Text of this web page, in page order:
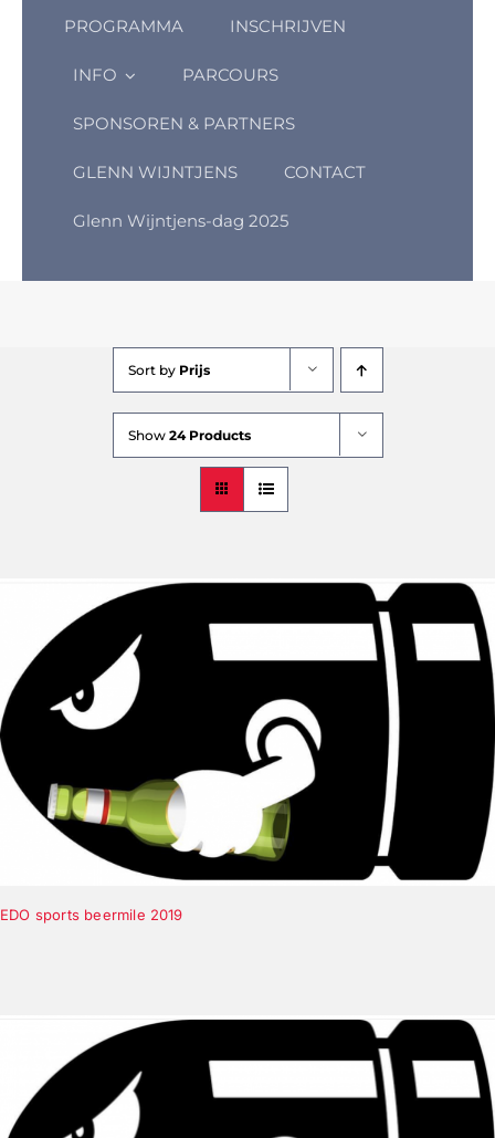
PROGRAMMA INSCHRIJVEN
INFO PARCOURS
SPONSOREN & PARTNERS
GLENN WIJNTJENS CONTACT
Glenn Wijntjens-dag 2025
Sort by Prijs
Show 24 Products
EDO sports beermile 2019